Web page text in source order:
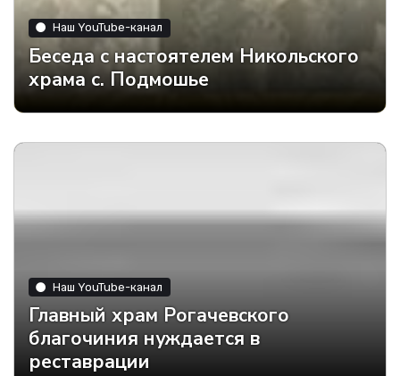
Наш YouTube-канал
Беседа с настоятелем Никольского
храма с. Подмошье
Наш YouTube-канал
Главный храм Рогачевского
благочиния нуждается в
реставрации